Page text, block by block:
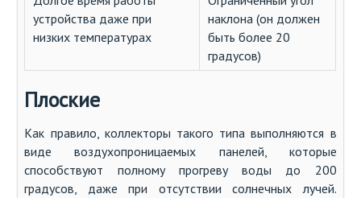
устройства даже при
низких температурах
наклона (он должен
быть более 20
градусов)
Плоские
Как правило, коллекторы такого типа выполняются в
виде воздухопроницаемых панелей, которые
способствуют полному прогреву воды до 200
градусов, даже при отсутствии солнечных лучей.